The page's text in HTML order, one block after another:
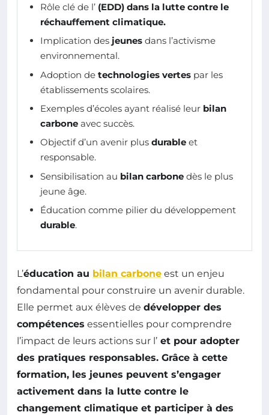
Rôle clé de l’ (EDD) dans la lutte contre le
réchauffement climatique.
Implication des jeunes dans l’activisme
environnemental.
Adoption de technologies vertes par les
établissements scolaires.
Exemples d’écoles ayant réalisé leur bilan
carbone avec succès.
Objectif d’un avenir plus durable et
responsable.
Sensibilisation au bilan carbone dès le plus
jeune âge.
Éducation comme pilier du développement
durable.
L’éducation au bilan carbone est un enjeu
fondamental pour construire un avenir durable.
Elle permet aux élèves de développer des
compétences essentielles pour comprendre
l’impact de leurs actions sur l’ et pour adopter
des pratiques responsables. Grâce à cette
formation, les jeunes peuvent s’engager
activement dans la lutte contre le
changement climatique et participer à des